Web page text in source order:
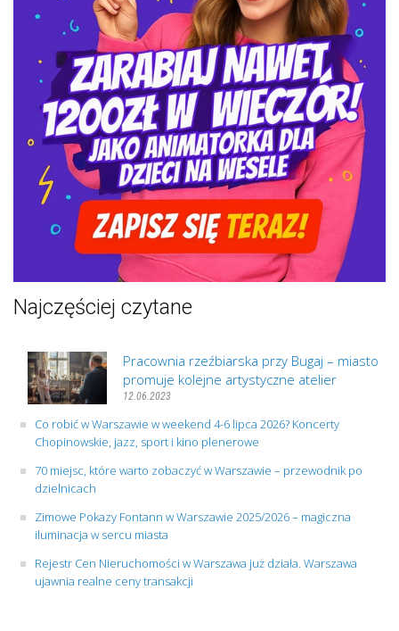
Najczęściej czytane
Pracownia rzeźbiarska przy Bugaj – miasto
promuje kolejne artystyczne atelier
12.06.2023
Co robić w Warszawie w weekend 4-6 lipca 2026? Koncerty
Chopinowskie, jazz, sport i kino plenerowe
70 miejsc, które warto zobaczyć w Warszawie – przewodnik po
dzielnicach
Zimowe Pokazy Fontann w Warszawie 2025/2026 – magiczna
iluminacja w sercu miasta
Rejestr Cen Nieruchomości w Warszawa już działa. Warszawa
ujawnia realne ceny transakcji